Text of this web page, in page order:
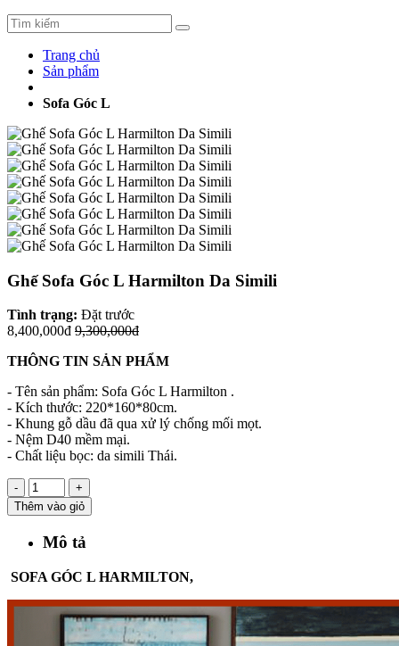
Trang chủ
Sản phẩm
Sofa Góc L
Ghế Sofa Góc L Harmilton Da Simili
Tình trạng: Đặt trước
8,400,000đ 9,300,000đ
THÔNG TIN SẢN PHẨM
- Tên sản phẩm: Sofa Góc L Harmilton .
- Kích thước: 220*160*80cm.
- Khung gỗ dầu đã qua xử lý chống mối mọt.
- Nệm D40 mềm mại.
- Chất liệu bọc: da simili Thái.
-
+
Thêm vào giỏ
Mô tả
SOFA GÓC L HARMILTON,